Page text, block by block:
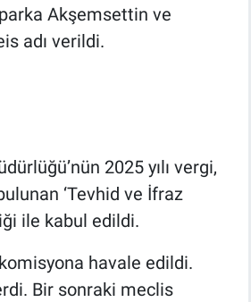
Akşemsettin ve
adı verildi.
2025 yılı vergi,
‘Tevhid ve İfraz
ile kabul edildi.
havale edildi.
Bir sonraki meclis